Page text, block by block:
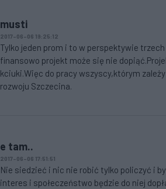
musti
2017-06-06 19:25:12
Tylko jeden prom i to w perspektywie
finansowo projekt może się nie
kciuki.Więc do pracy wszyscy,którym
rozwoju Szczecina.
e tam..
2017-06-06 17:51:51
Nie siedzieć i nic nie robić tylko policzyć i
interes i społeczeństwo będzie do niej